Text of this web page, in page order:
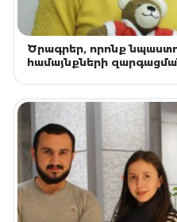
Ծրագրեր, որոնք
համայնքների